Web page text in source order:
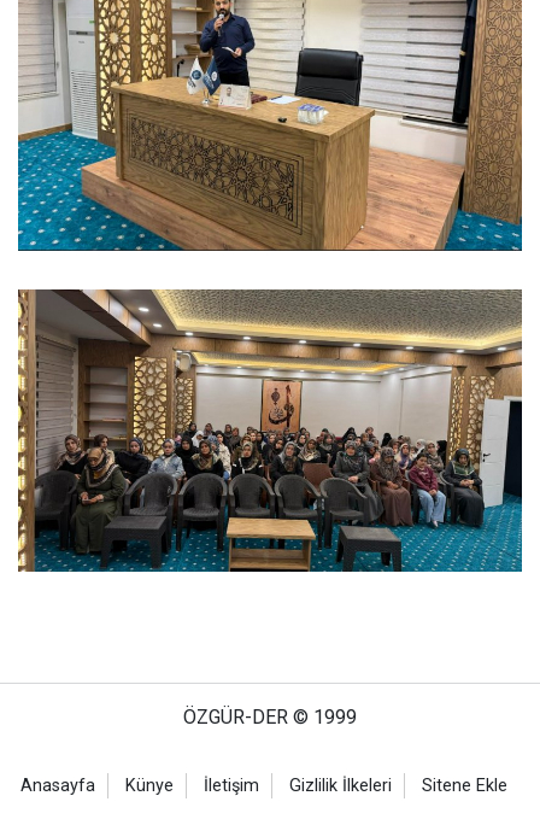
ÖZGÜR-DER © 1999
Anasayfa Künye İletişim Gizlilik İlkeleri Sitene Ekle